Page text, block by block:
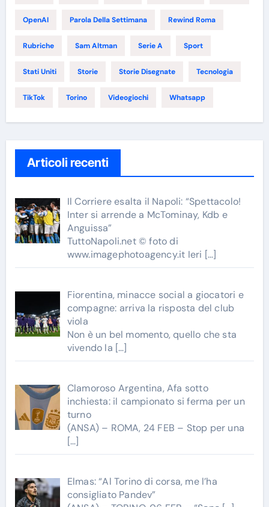
OpenAI Parola Della Settimana Rewind Roma
Rubriche Sam Altman Serie A Sport
Stati Uniti Storie Storie Disegnate Tecnologia
TikTok Torino Videogiochi Whatsapp
Articoli recenti
Il Corriere esalta il Napoli: “Spettacolo!
Inter si arrende a McTominay, Kdb e
Anguissa”
TuttoNapoli.net © foto di
www.imagephotoagency.it Ieri […]
Fiorentina, minacce social a giocatori e
compagne: arriva la risposta del club
viola
Non è un bel momento, quello che sta
vivendo la […]
Clamoroso Argentina, Afa sotto
inchiesta: il campionato si ferma per un
turno
(ANSA) – ROMA, 24 FEB – Stop per una
[…]
Elmas: “Al Torino di corsa, me l’ha
consigliato Pandev”